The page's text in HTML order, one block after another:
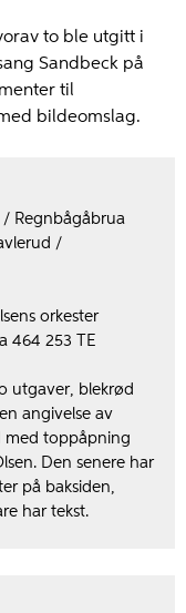
to ble utgitt i
Sandbeck på
til
bildeomslag.
Regnbågåbrua
/
orkester
464 253 TE
utgaver, blekrød
angivelse av
med toppåpning
Den senere har
på baksiden,
har tekst.